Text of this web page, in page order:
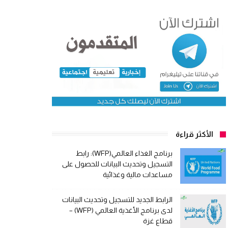
الأكثر قراءة
برنامج الغذاء العالمي(WFP): رابط
التسجيل وتحديث البيانات للحصول على
مساعدات مالية وغذائية
الرابط الجديد للتسجيل وتحديث البيانات
لدى برنامج الأغذية العالمي (WFP) –
قطاع غزة